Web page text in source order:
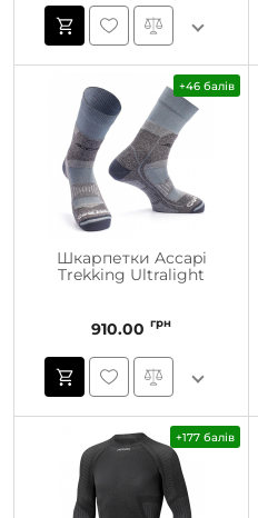
+46 балів
Шкарпетки Accapi
Trekking Ultralight
910.00 грн
+177 балів